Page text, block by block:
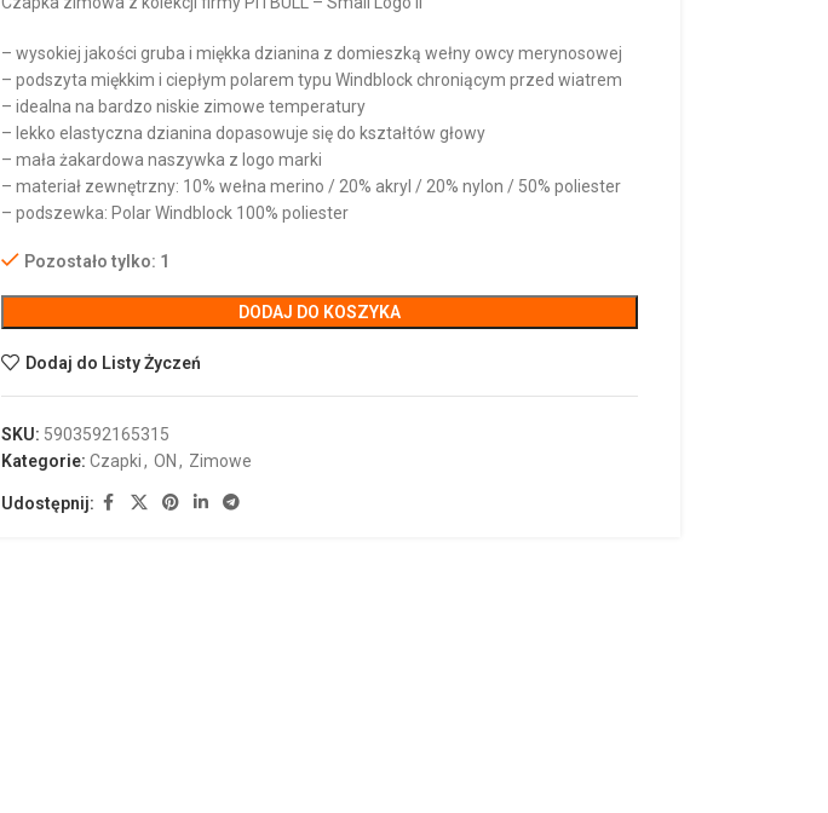
– wysokiej jakości gruba i miękka dzianina z domieszką wełny owcy merynosowej
– podszyta miękkim i ciepłym polarem typu Windblock chroniącym przed wiatrem
– idealna na bardzo niskie zimowe temperatury
– lekko elastyczna dzianina dopasowuje się do kształtów głowy
– mała żakardowa naszywka z logo marki
– materiał zewnętrzny: 10% wełna merino / 20% akryl / 20% nylon / 50% poliester
– podszewka: Polar Windblock 100% poliester
Pozostało tylko: 1
DODAJ DO KOSZYKA
Dodaj do Listy Życzeń
SKU: 5903592165315
Kategorie: Czapki, ON , Zimowe
Udostępnij: